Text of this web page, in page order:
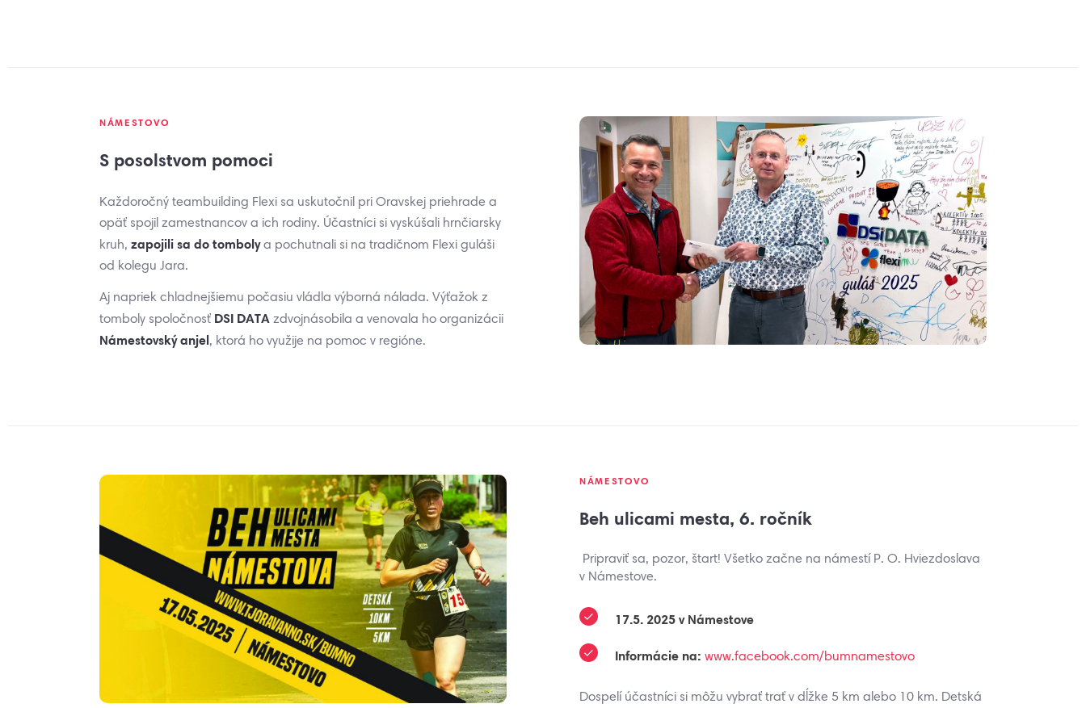
NÁMESTOVO
S posolstvom pomoci
Každoročný teambuilding Flexi sa uskutočnil pri Oravskej priehrade a
opäť spojil zamestnancov a ich rodiny. Účastníci si vyskúšali hrnčiarsky
kruh, zapojili sa do tombolya pochutnali si na tradičnom Flexi guláši
od kolegu Jara.
Aj napriek chladnejšiemu počasiu vládla výborná nálada. Výťažok z
tomboly spoločnosť DSI DATA zdvojnásobila a venovala ho organizácii
Námestovský anjel, ktorá ho využije na pomoc v regióne.
NÁMESTOVO
Beh ulicami mesta, 6. ročník
Pripraviť sa, pozor, štart! Všetko začne na námestí P. O. Hviezdoslava
v Námestove.
17.5. 2025 v Námestove
Informácie na: www.facebook.com/bumnamestovo
Dospelí účastníci si môžu vybrať trať v dĺžke 5 km alebo 10 km. Detská